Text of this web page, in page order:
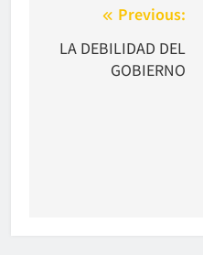
Navegación
de
entradas
Previous:
LA DEBILIDAD DEL
GOBIERNO